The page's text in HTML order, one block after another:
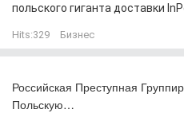
польского гиганта доставки
Hits:329 Бизнес
Российская Преступная
Польскую…